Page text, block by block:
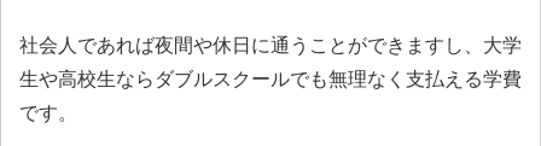
社会人であれば夜間や休日に通うことができますし、大学
生や高校生ならダブルスクールでも無理なく支払える学費
です。